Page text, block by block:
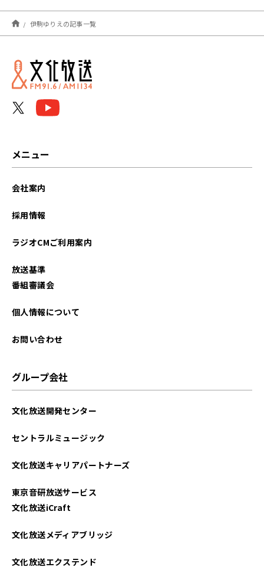
2025年12月
2025年02月
2025年01月
2024年01月
2023年10月
2023年05月
2023年04月
伊駒ゆりえの記事一覧
メニュー
会社案内
採用情報
ラジオCMご利用案内
放送基準
番組審議会
個人情報について
お問い合わせ
グループ会社
文化放送開発センター
セントラルミュージック
文化放送キャリアパートナーズ
東京音研放送サービス
文化放送iCraft
文化放送メディアブリッジ
文化放送エクステンド